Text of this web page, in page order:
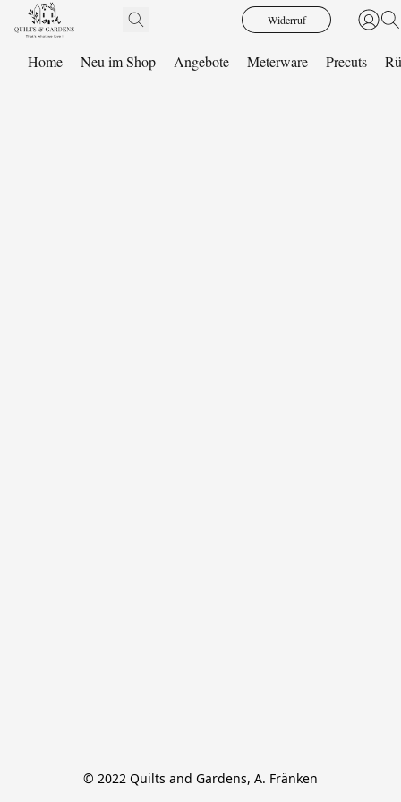
Widerruf
Home Neu im Shop Angebote Meterware Precuts
© 2022 Quilts and Gardens, A. Fränken